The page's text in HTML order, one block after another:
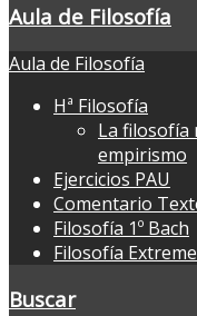
Aula de Filosofía
Aula de Filosofía
Hª Filosofía
La filosofía
empirismo
Ejercicios PAU
Comentario
Filosofía 1º Bach
Filosofía
Buscar